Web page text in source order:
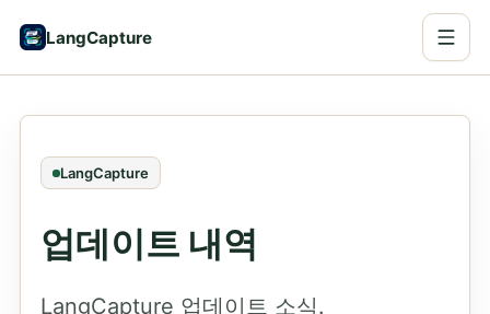
LangCapture
LangCapture
업데이트 내역
LangCapture 업데이트 소식.